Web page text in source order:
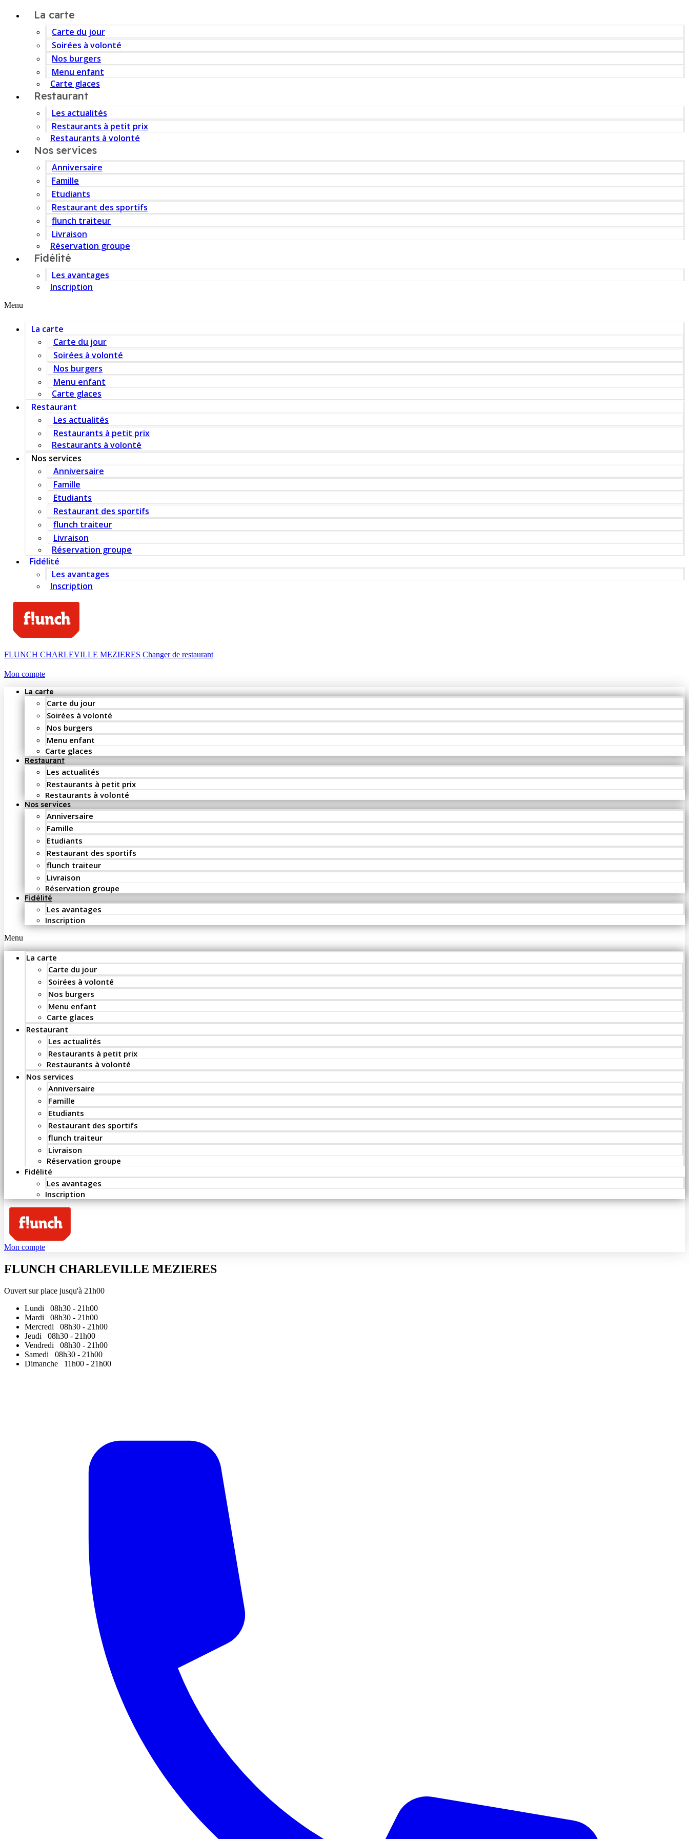
La carte
Carte du jour
Soirées à volonté
Nos burgers
Menu enfant
Carte glaces
Restaurant
Les actualités
Restaurants à petit prix
Restaurants à volonté
Nos services
Anniversaire
Famille
Etudiants
Restaurant des sportifs
flunch traiteur
Livraison
Réservation groupe
Fidélité
Les avantages
Inscription
Menu
La carte
Carte du jour
Soirées à volonté
Nos burgers
Menu enfant
Carte glaces
Restaurant
Les actualités
Restaurants à petit prix
Restaurants à volonté
Nos services
Anniversaire
Famille
Etudiants
Restaurant des sportifs
flunch traiteur
Livraison
Réservation groupe
Fidélité
Les avantages
Inscription
FLUNCH CHARLEVILLE MEZIERES Changer de restaurant
Mon compte
La carte
Carte du jour
Soirées à volonté
Nos burgers
Menu enfant
Carte glaces
Restaurant
Les actualités
Restaurants à petit prix
Restaurants à volonté
Nos services
Anniversaire
Famille
Etudiants
Restaurant des sportifs
flunch traiteur
Livraison
Réservation groupe
Fidélité
Les avantages
Inscription
Menu
La carte
Carte du jour
Soirées à volonté
Nos burgers
Menu enfant
Carte glaces
Restaurant
Les actualités
Restaurants à petit prix
Restaurants à volonté
Nos services
Anniversaire
Famille
Etudiants
Restaurant des sportifs
flunch traiteur
Livraison
Réservation groupe
Fidélité
Les avantages
Inscription
Mon compte
FLUNCH CHARLEVILLE MEZIERES
Ouvert sur place jusqu'à 21h00
Lundi
08h30 - 21h00
Mardi
08h30 - 21h00
Mercredi
08h30 - 21h00
Jeudi
08h30 - 21h00
Vendredi
08h30 - 21h00
Samedi
08h30 - 21h00
Dimanche
11h00 - 21h00